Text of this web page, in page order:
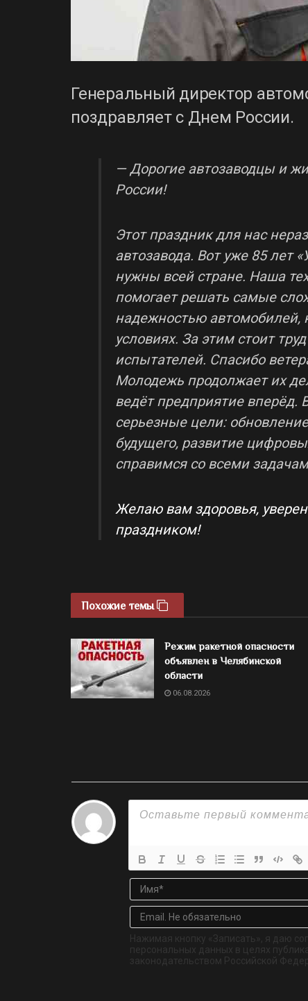
Генеральный директор
поздравляет с Днем России.
— Дорогие автозаводцы и
России!
Этот праздник для нас
автозавода. Вот уже 85 лет
нужны всей стране. Наша
помогает решать самые
надежностью автомобилей,
условиях. За этим стоит
испытателей. Спасибо
Молодежь продолжает их
ведёт предприятие
серьезные цели:
будущего, развитие
справимся со всеми
Желаю вам здоровья,
праздником!
Похожие темы
Режим ракетной опасности
объявлен в Челябинской
области
06.08.2026
Нажимая кнопку «Записать», я даю
персональных данных в целях
законодательством Российской